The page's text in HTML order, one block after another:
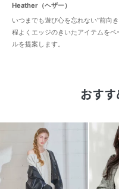
Heather（ヘザー）
いつまでも遊び心を忘れない“前向
程よくエッジのきいたアイテムを
ルを提案します。
おす